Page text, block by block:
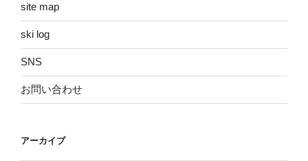
site map
ski log
SNS
お問い合わせ
アーカイブ